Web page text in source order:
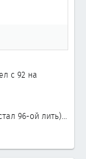
с 92 на
96-ой лить)...